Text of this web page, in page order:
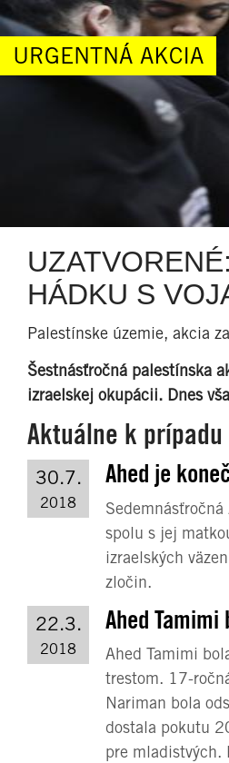
URGENTNÁ AKCIA
HÁDKU S
Palestínske územie, akcia
Šestnásťročná palestínska
izraelskej okupácii. Dnes
Aktuálne k prípadu
30.7.
2018
Ahed je
spolu s jej
izraelských
zločin.
22.3.
2018
Ahed
Ahed Tamimi
trestom. 17-
Nariman bola
dostala pokutu
pre mladistvých.